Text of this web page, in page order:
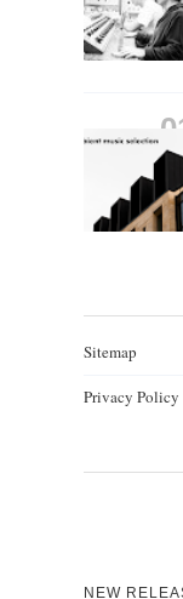
Sitemap
Privacy Policy
NEW